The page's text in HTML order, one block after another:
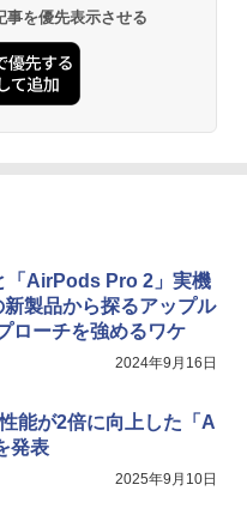
を優先表示させる
「AirPods Pro 2」実機
製品から探るアップル
ローチを強めるワケ
2024年9月16日
能が2倍に向上した「A
発表
2025年9月10日